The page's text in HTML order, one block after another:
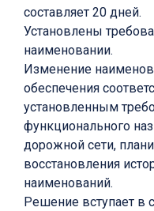
составляет 20 дней.
Установлены
наименовании.
Изменение
обеспечения
установленным
функционального
дорожной сети,
восстановления
наименований.
Решение вступает в